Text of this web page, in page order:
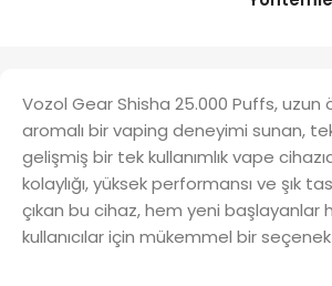
Vozol Gear Shisha 25.000 Puffs, uzun
aromalı bir vaping deneyimi sunan,
gelişmiş bir tek kullanımlık vape
kolaylığı, yüksek performansı ve şık
çıkan bu cihaz, hem yeni başlayanlar
kullanıcılar için mükemmel bir